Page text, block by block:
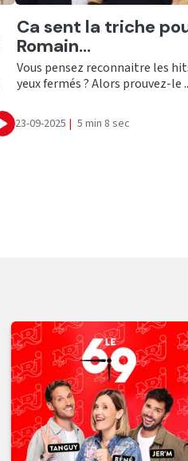
Ecouter
Ecouter
Ca sent la triche
Romain...
Vous pensez reconnaitre les
yeux fermés ? Alors prouvez-le
23-09-2025 | 5 min 8 sec